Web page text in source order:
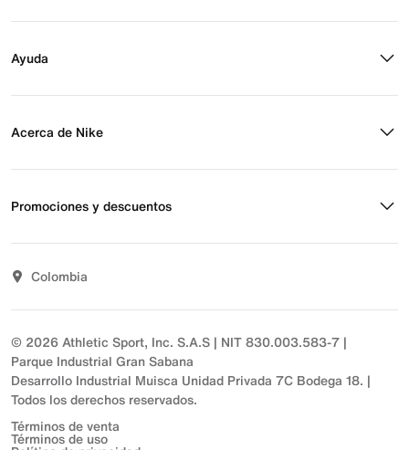
Regístrate para recibir correos
Ayuda
Preguntas frecuentes
Devoluciones
Comunicate con nosotros
Acerca de Nike
Noticias
Sostenibilidad
Promociones y descuentos
T&C actividades comerciales
Colombia
© 2026 Athletic Sport, Inc. S.A.S | NIT 830.003.583-7 |
Parque Industrial Gran Sabana
Desarrollo Industrial Muisca Unidad Privada 7C Bodega 18. |
Todos los derechos reservados.
Términos de venta
Términos de uso